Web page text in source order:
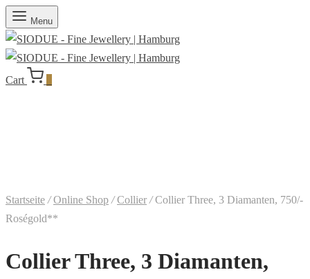
Menu
Cart
Startseite / Online Shop / Collier /Collier Three, 3 Diamanten, 750/-
Roségold**
Collier Three, 3 Diamanten,